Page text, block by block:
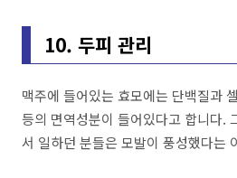
10. 두피 관리
맥주에 들어있는 효모에는 단백질과
등의 면역성분이 들어있다고 합니다.
서 일하던 분들은 모발이 풍성했다는